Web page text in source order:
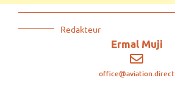
Redakteur
Ermal Muji
office@aviation.direct